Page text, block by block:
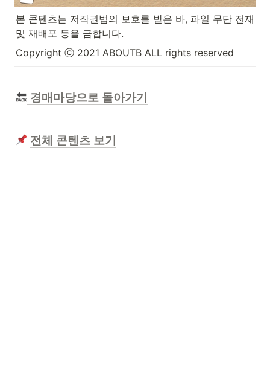
본 콘텐츠는 저작권법의 보호를 받은 바, 파일 무단 전재
및 재배포 등을 금합니다.
Copyright ⓒ 2021 ABOUTB ALL rights reserved
경매마당으로 돌아가기
전체 콘텐츠 보기